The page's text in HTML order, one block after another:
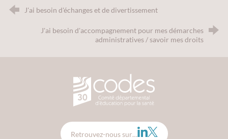
J'ai besoin d'échanges et de divertissement
J'ai besoin d'accompagnement pour mes démarches
administratives / savoir mes droits
CODES 30 - Comité
Retrouvez-nous sur… LinkedIn
Twitter